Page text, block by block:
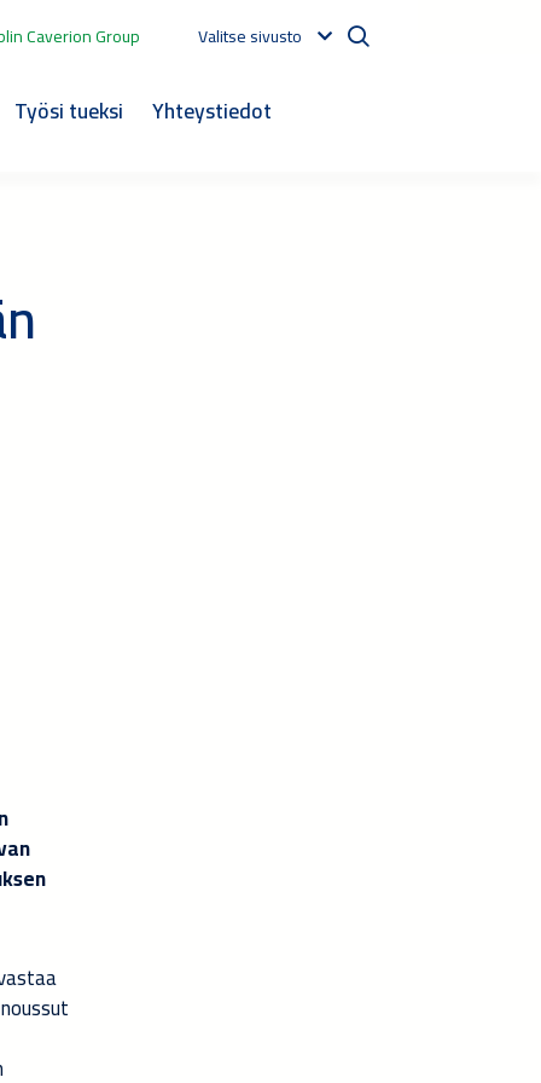
Caverion Group Valitse sivusto
Työsi tueksi Yhteystiedot